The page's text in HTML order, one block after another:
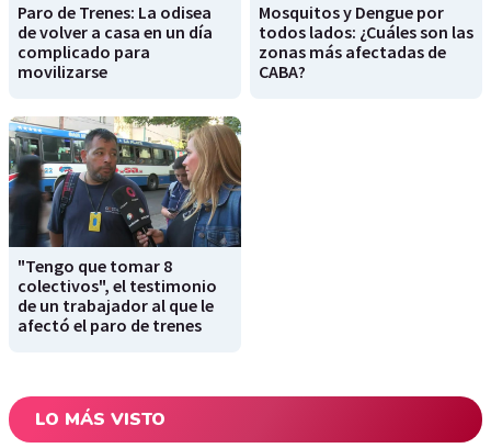
Paro de Trenes: La odisea
de volver a casa en un día
complicado para
movilizarse
Mosquitos y Dengue por
todos lados: ¿Cuáles son las
zonas más afectadas de
CABA?
"Tengo que tomar 8
colectivos", el testimonio
de un trabajador al que le
afectó el paro de trenes
LO MÁS VISTO